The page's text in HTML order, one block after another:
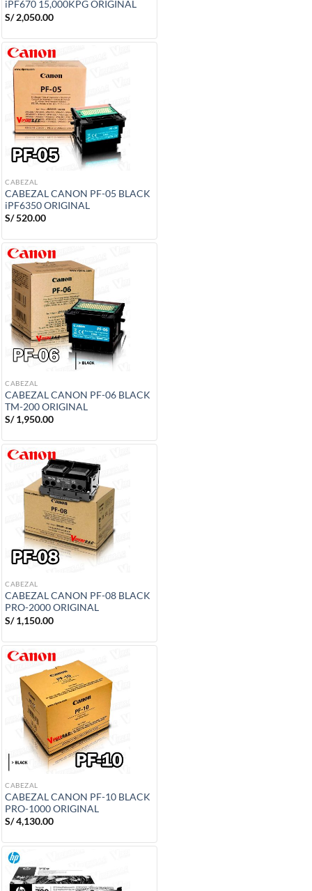
iPF670 15,000KPG ORIGINAL
S/2,050.00
CABEZAL
CABEZAL CANON PF-05 BLACK
iPF6350 ORIGINAL
S/520.00
CABEZAL
CABEZAL CANON PF-06 BLACK
TM-200 ORIGINAL
S/1,950.00
CABEZAL
CABEZAL CANON PF-08 BLACK
PRO-2000 ORIGINAL
S/1,150.00
CABEZAL
CABEZAL CANON PF-10 BLACK
PRO-1000 ORIGINAL
S/4,130.00